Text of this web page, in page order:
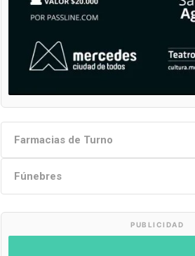
Farmacias de Turno
Fúnebres
PUBLICIDAD